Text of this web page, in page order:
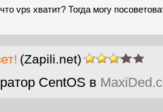
vps хватит? Тогда могу
(Zapili.net)
CentOS в